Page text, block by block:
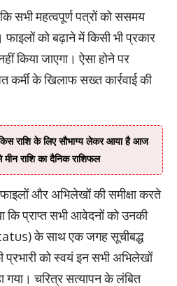
कि सभी महत्वपूर्ण पत्रों को ससमय
को बढ़ाने में किसी भी प्रकार
किया जाएगा। ऐसा होने पर
कर्मी के खिलाफ सख्त कार्रवाई की
राशि के लिए सौभाग्य लेकर आया है आज
राशि का दैनिक राशिफल
और अभिलेखों की समीक्षा करते
कि प्राप्त सभी आवेदनों को उनकी
के साथ एक जगह सूचीबद्ध
प्रभारी को स्वयं इन सभी अभिलेखों
गया। चरित्र सत्यापन के लंबित